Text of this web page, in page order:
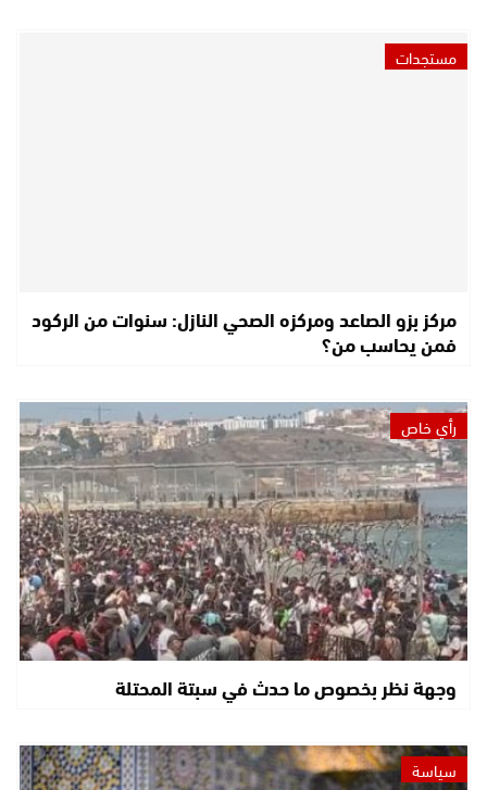
مستجدات
مركز بزو الصاعد ومركزه الصحي النازل: سنوات من الركود
فمن يحاسب من؟
رأي خاص
وجهة نظر بخصوص ما حدث في سبتة المحتلة
سياسة